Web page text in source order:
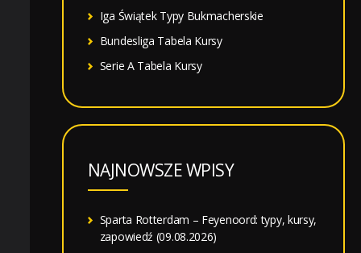
Iga Świątek Typy Bukmacherskie
Bundesliga Tabela Kursy
Serie A Tabela Kursy
NAJNOWSZE WPISY
Sparta Rotterdam – Feyenoord: typy, kursy,
zapowiedź (09.08.2026)